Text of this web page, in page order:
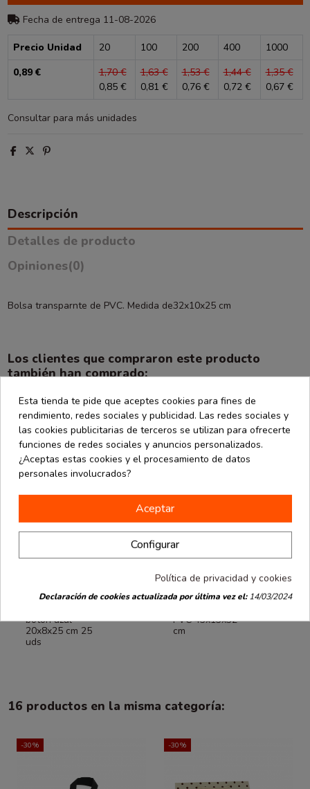
Fecha de entrega 11-08-2026
Precio Unidad 20 100 200 400
1000
0,89 €
1,70 €
0,85 €
1,63 €
0,81 €
1,53 €
0,76 €
1,44 €
0,72 €
1,35 €
0,67 €
Consultar para más unidades
Descripción
Detalles de producto
Opiniones(0)
Bolsa transparnte de PVC. Medida de32x10x25 cm
Los clientes que compraron este producto
también han comprado:
-30%
Bolsa asa
botón azul
20x8x25 cm 25
uds
0.67 €
-50%
Fuera de stock
Bolsa
PVC 43x13x32
cm
1.18 €
16 productos en la misma categoría:
-30% -30%
Esta tienda te pide que aceptes cookies para fines de
rendimiento, redes sociales y publicidad. Las redes sociales y
las cookies publicitarias de terceros se utilizan para ofrecerte
funciones de redes sociales y anuncios personalizados.
¿Aceptas estas cookies y el procesamiento de datos
personales involucrados?
Aceptar
Configurar
Política de privacidad y cookies
Declaración de cookies actualizada por última vez el:14/03/2024